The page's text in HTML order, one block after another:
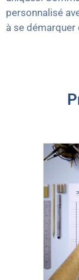
personnalisé
à se démarquer